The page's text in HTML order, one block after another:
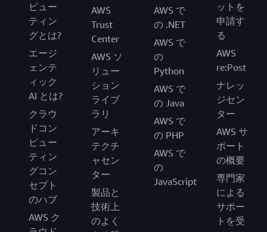
ピュー
ティン
グとは?
エージ
ェンテ
ィック
AI とは?
クラウ
ドコン
ピュー
ティン
グコン
セプト
のハブ
AWS ク
AWS
Trust
Center
AWS ソ
リュー
ション
ライブ
ラリ
アーキ
テクチ
ャセン
ター
製品と
技術上
のよく
AWS で
の .NET
AWS で
の
Python
AWS で
の Java
AWS で
の PHP
AWS で
の
JavaScript
ットを
申請す
る
AWS
re:Post
ナレッ
ジセン
ター
AWS サ
ポート
の概要
専門家
による
サポー
トを受